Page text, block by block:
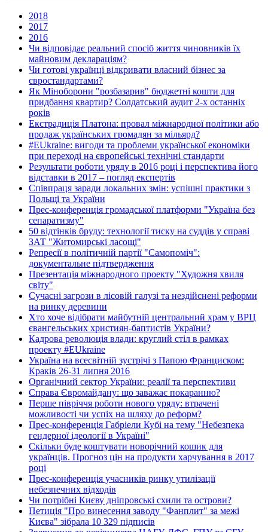
2018
2017
2016
Чи відповідає реальний спосіб життя чиновників їх
майновим деклараціям?
Чи готові українці відкривати власний бізнес за
євростандартами?
Як Міноборони "розбазарив" бюджетні кошти для
придбання квартир? Солдатський аудит 2-х останніх
років
Екстрадиція Платона: провал міжнародної політики або
продаж українських громадян за мільярд?
#EUkraine: вигоди та проблеми української економіки
при переході на європейські технічні стандарти
Результати роботи уряду в 2016 році і перспектива його
відставки в 2017 – погляд експертів
Співпраця заради локальних змін: успішні практики з
Польщі та України
Прес-конференція громадської платформи "Україна без
сепаратизму"
50 відтінків бруду: технології тиску на суддів у справі
ЗАТ "Житомирські ласощі"
Репресії в політичній партії "Самопоміч":
документальне підтвердження
Презентація міжнародного проекту "Художня хвиля
світу"
Сучасні загрози в лісовій галузі та нездійснені реформи
на ринку деревини
Хто хоче відібрати майбутній центральний храм у ВРЦ
євангельських християн-баптистів України?
Кадрова революція влади: круглий стіл в рамках
проекту #EUkraine
Україна на всесвітній зустрічі з Папою Франциском:
Краків 26-31 липня 2016
Органічний сектор України: реалії та перспективи
Справа Євромайдану: що заважає покаранню?
Перше півріччя роботи нового уряду: втрачені
можливості чи успіх на шляху до реформ?
Прес-конференція Габріели Кубі на тему "Небезпека
гендерної ідеології в Україні"
Скільки буде коштувати новорічний кошик для
українців. Прогноз цін на продукти харчування в 2017
році
Прес-конференція учасників ринку утилізації
небезпечних відходів
Чи потрібні Києву дніпровські схили та острови?
Петиція "Про винесення заводу "Фанплит" за межі
Києва" зібрала 10 329 підписів